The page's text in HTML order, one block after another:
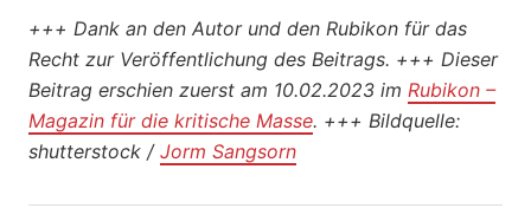
+++ Dank an den Autor und den Rubikon für das
Recht zur Veröffentlichung des Beitrags. +++ Dieser
Beitrag erschien zuerst am 10.02.2023 im Rubikon –
Magazin für die kritische Masse. +++ Bildquelle:
shutterstock / Jorm Sangsorn